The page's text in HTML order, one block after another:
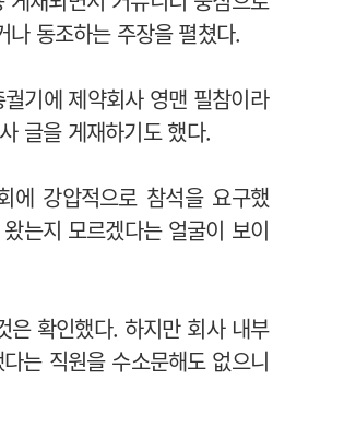
나 동조하는 주장을 펼쳤다.
기에 제약회사 영맨 필참이라
글을 게재하기도 했다.
에 강압적으로 참석을 요구했
는지 모르겠다는 얼굴이 보이
은 확인했다. 하지만 회사 내부
는 직원을 수소문해도 없으니